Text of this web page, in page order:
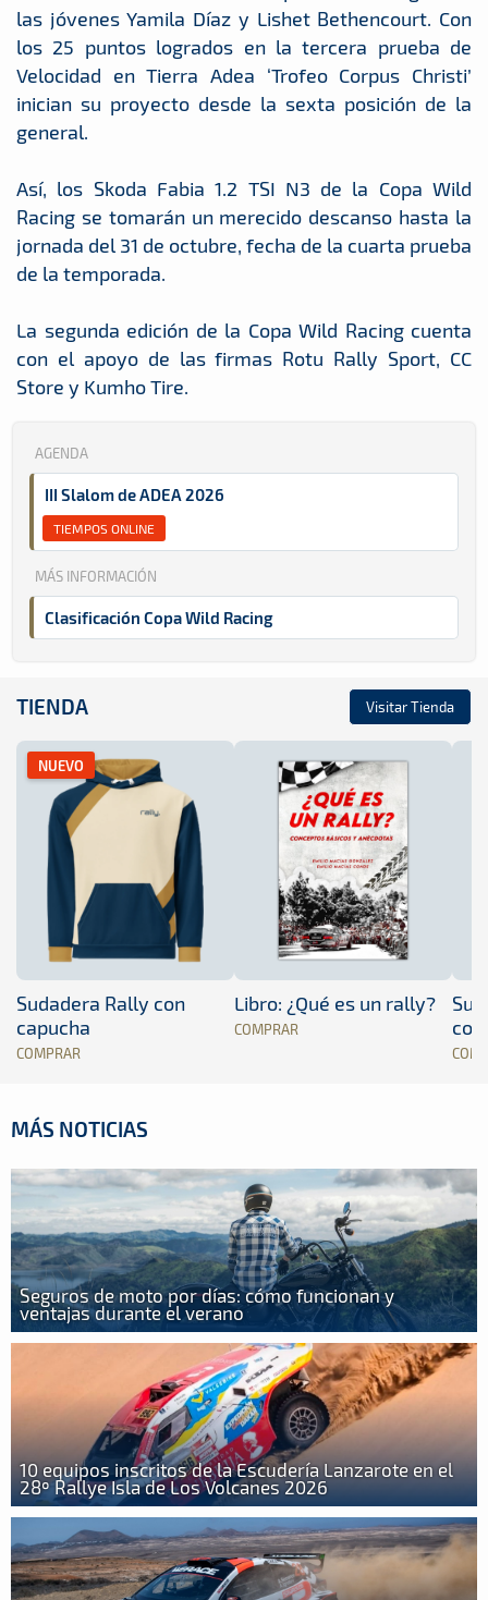
las jóvenes Yamila Díaz y Lishet Bethencourt. Con
los 25 puntos logrados en la tercera prueba de
Velocidad en Tierra Adea ‘Trofeo Corpus Christi’
inician su proyecto desde la sexta posición de la
general.
Así, los Skoda Fabia 1.2 TSI N3 de la Copa Wild
Racing se tomarán un merecido descanso hasta la
jornada del 31 de octubre, fecha de la cuarta prueba
de la temporada.
La segunda edición de la Copa Wild Racing cuenta
con el apoyo de las firmas Rotu Rally Sport, CC
Store y Kumho Tire.
AGENDA
III Slalom de ADEA 2026
TIEMPOS ONLINE
MÁS INFORMACIÓN
Clasificación Copa Wild Racing
TIENDA Visitar Tienda
NUEVO
Sudadera Rally con
capucha
COMPRAR
Libro: ¿Qué es un rally?
COMPRAR
MÁS NOTICIAS
Seguros de moto por días: cómo funcionan y
ventajas durante el verano
10 equipos inscritos de la Escudería Lanzarote en el
28º Rallye Isla de Los Volcanes 2026